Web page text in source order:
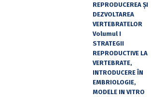
REPRODUCEREA ȘI
DEZVOLTAREA
VERTEBRATELOR
Volumul I
STRATEGII
REPRODUCTIVE LA
VERTEBRATE,
INTRODUCERE ÎN
EMBRIOLOGIE,
MODELE IN VITRO